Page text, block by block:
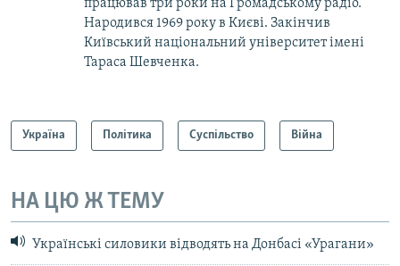
працював три роки на Громадському радіо.
Народився 1969 року в Києві. Закінчив
Київський національний університет імені
Тараса Шевченка.
Україна Політика Суспільство Війна
НА ЦЮ Ж ТЕМУ
Українські силовики відводять на Донбасі «Урагани»